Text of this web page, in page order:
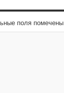
поля помечены